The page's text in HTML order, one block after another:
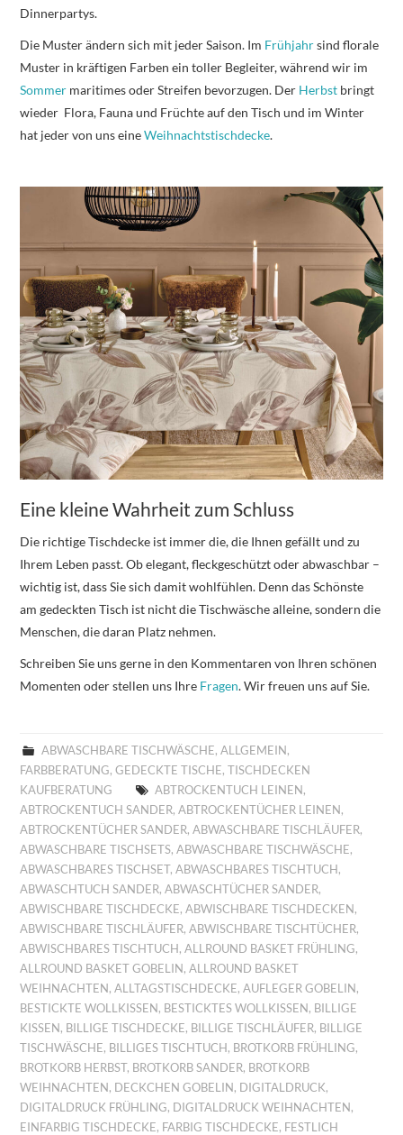
Dinnerpartys.
Die Muster ändern sich mit jeder Saison. Im Frühjahrsind florale
Muster in kräftigen Farben ein toller Begleiter, während wir im
Sommer maritimes oder Streifen bevorzugen. Der Herbst bringt
wieder Flora, Fauna und Früchte auf den Tisch und im Winter
hat jeder von uns eineWeihnachtstischdecke.
Eine kleine Wahrheit zum Schluss
Die richtige Tischdecke ist immer die, die Ihnen gefällt und zu
Ihrem Leben passt. Ob elegant, fleckgeschützt oder abwaschbar –
wichtig ist, dass Sie sich damit wohlfühlen. Denn das Schönste
am gedeckten Tisch ist nicht die Tischwäsche alleine, sondern die
Menschen, die daran Platz nehmen.
Schreiben Sie uns gerne in den Kommentaren von Ihren schönen
Momenten oder stellen uns Ihre Fragen. Wir freuen uns auf Sie.
ABWASCHBARE TISCHWÄSCHE, ALLGEMEIN,
FARBBERATUNG,GEDECKTE TISCHE,TISCHDECKEN
KAUFBERATUNG
ABTROCKENTUCH LEINEN,
ABTROCKENTUCH SANDER,ABTROCKENTÜCHER LEINEN,
ABTROCKENTÜCHER SANDER,ABWASCHBARE TISCHLÄUFER,
ABWASCHBARE TISCHSETS,ABWASCHBARE TISCHWÄSCHE,
ABWASCHBARES TISCHSET,ABWASCHBARES TISCHTUCH,
ABWASCHTUCH SANDER,ABWASCHTÜCHER SANDER,
ABWISCHBARE TISCHDECKE,ABWISCHBARE TISCHDECKEN,
ABWISCHBARE TISCHLÄUFER,ABWISCHBARE TISCHTÜCHER,
ABWISCHBARES TISCHTUCH,ALLROUND BASKET FRÜHLING,
ALLROUND BASKET GOBELIN,ALLROUND BASKET
WEIHNACHTEN,ALLTAGSTISCHDECKE,AUFLEGER GOBELIN,
BESTICKTE WOLLKISSEN, BESTICKTES WOLLKISSEN, BILLIGE
KISSEN, BILLIGE TISCHDECKE, BILLIGE TISCHLÄUFER, BILLIGE
TISCHWÄSCHE, BILLIGES TISCHTUCH, BROTKORB FRÜHLING,
BROTKORB HERBST, BROTKORB SANDER, BROTKORB
WEIHNACHTEN, DECKCHEN GOBELIN, DIGITALDRUCK,
DIGITALDRUCK FRÜHLING, DIGITALDRUCK WEIHNACHTEN,
EINFARBIG TISCHDECKE, FARBIG TISCHDECKE, FESTLICH